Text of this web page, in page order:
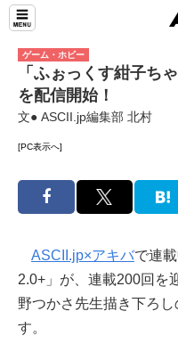
ゲーム・ホビー
「ふぉっくす紺子ち
を配信開始！
文● ASCII.jp編集部 北村
[PC表示へ]
ASCII.jp×アキバで連
2.0+」が、連載200回を
野つかさ先生描き下ろ
す。